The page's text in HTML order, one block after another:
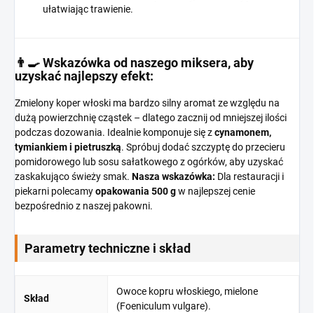
ułatwiając trawienie.
👨‍🍳 Wskazówka od naszego miksera, aby
uzyskać najlepszy efekt:
Zmielony koper włoski ma bardzo silny aromat ze względu na
dużą powierzchnię cząstek – dlatego zacznij od mniejszej ilości
podczas dozowania. Idealnie komponuje się zcynamonem,
tymiankiem i pietruszką. Spróbuj dodać szczyptę do przecieru
pomidorowego lub sosu sałatkowego z ogórków, aby uzyskać
zaskakująco świeży smak. Nasza wskazówka: Dla restauracji i
piekarni polecamyopakowania 500 gw najlepszej cenie
bezpośrednio z naszej pakowni.
Parametry techniczne i skład
Skład
Owoce kopru włoskiego, mielone
(Foeniculum vulgare).